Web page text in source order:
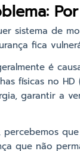
sistema de
fica
é
físicas no
garantir a
percebemos
que não